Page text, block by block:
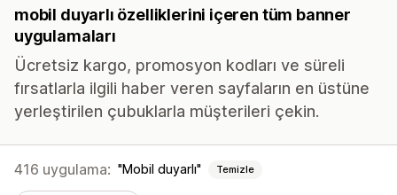
mobil duyarlı özelliklerini içeren tüm banner
uygulamaları
Ücretsiz kargo, promosyon kodları ve süreli
fırsatlarla ilgili haber veren sayfaların en üstüne
yerleştirilen çubuklarla müşterileri çekin.
416 uygulama: Mobil duyarlı Temizle